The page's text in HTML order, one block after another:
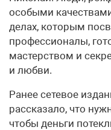
особыми
делах, которым
профессионалы,
мастерством и
и любви.
Ранее сетевое
рассказало, что
чтобы деньги